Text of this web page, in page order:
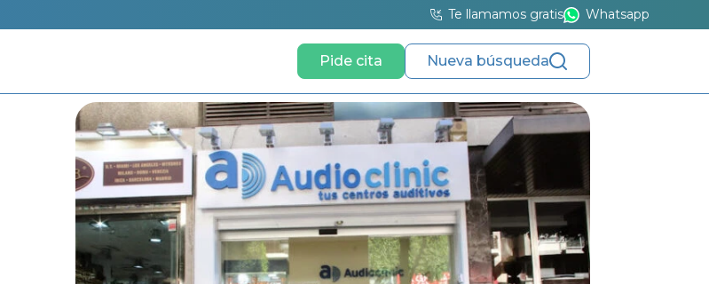
Te llamamos gratis Whatsapp
Pide cita Nueva búsqueda